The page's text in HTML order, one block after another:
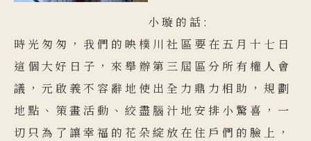
小璇的話:
時光匆匆，我們的映樸川社區要在五月十七日
這個大好日子，來舉辦第三屆區分所有權人會
議，元啟義不容辭地使出全力鼎力相助，規劃
地點、策畫活動、絞盡腦汁地安排小驚喜，一
切只為了讓幸福的花朵綻放在住戶們的臉上，